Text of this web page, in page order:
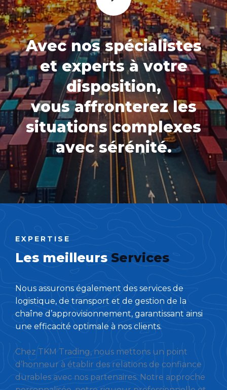
Avec nos spécialistes
et experts à votre
disposition,
vous affronterez les
situations complexes
avec sérénité.
EXPERTISE
Les meilleurs Services
Nous assurons également des services de
logistique, de transport et de gestion de la
chaîne d’approvisionnement, garantissant ainsi
une efficacité optimale à nos clients.
Chez TKM Trading, nous mettons un point
d’honneur à établir des relations de confiance
durables avec nos partenaires. Notre approche